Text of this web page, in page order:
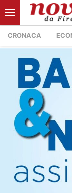
CRONACA